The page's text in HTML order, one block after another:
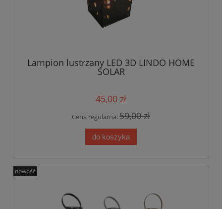
Lampion lustrzany LED 3D LINDO HOME
SOLAR
45,00 zł
Cena regularna:59,00 zł
do koszyka
nowość